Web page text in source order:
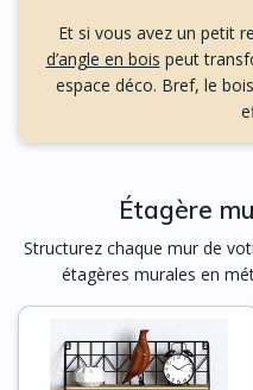
Et si vous avez un petit
d’angle en bois peut
espace déco. Bref, le
Étagère
Structurez chaque mur de
étagères murales en